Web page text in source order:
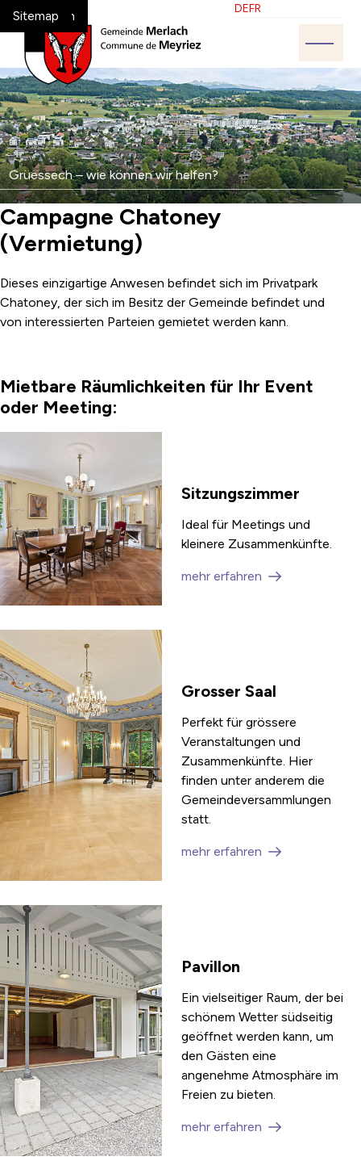
Navigieren in Melrach-Meyriez
Schnellnavigation
Home
Navigation
Inhalt
Suche
Sitemap Sprache
Bitte wählen Sie die
DEFR
Suche
Suchbegriff
Grüessech – wie können wir helfen?
Campagne Chatoney
(Vermietung)
Dieses einzigartige Anwesen befindet sich im Privatpark
Chatoney, der sich im Besitz der Gemeinde befindet und
von interessierten Parteien gemietet werden kann.
Mietbare Räumlichkeiten für Ihr Event
oder Meeting:
Sitzungszimmer
Ideal für Meetings und
kleinere Zusammenkünfte.
mehr erfahren
Grosser Saal
Perfekt für grössere
Veranstaltungen und
Zusammenkünfte. Hier
finden unter anderem die
Gemeindeversammlungen
statt.
mehr erfahren
Pavillon
Ein vielseitiger Raum, der bei
schönem Wetter südseitig
geöffnet werden kann, um
den Gästen eine
angenehme Atmosphäre im
Freien zu bieten.
mehr erfahren